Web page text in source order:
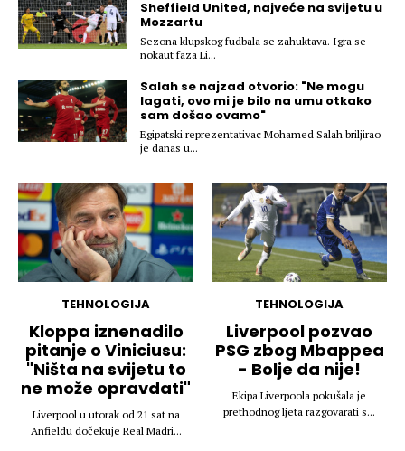
Sheffield United, najveće na svijetu u
Mozzartu
Sezona klupskog fudbala se zahuktava. Igra se
nokaut faza Li...
Salah se najzad otvorio: "Ne mogu
lagati, ovo mi je bilo na umu otkako
sam došao ovamo"
Egipatski reprezentativac Mohamed Salah briljirao
je danas u...
TEHNOLOGIJA
Kloppa iznenadilo
pitanje o Viniciusu:
"Ništa na svijetu to
ne može opravdati"
Liverpool u utorak od 21 sat na
Anfieldu dočekuje Real Madri...
TEHNOLOGIJA
Liverpool pozvao
PSG zbog Mbappea
- Bolje da nije!
Ekipa Liverpoola pokušala je
prethodnog ljeta razgovarati s...